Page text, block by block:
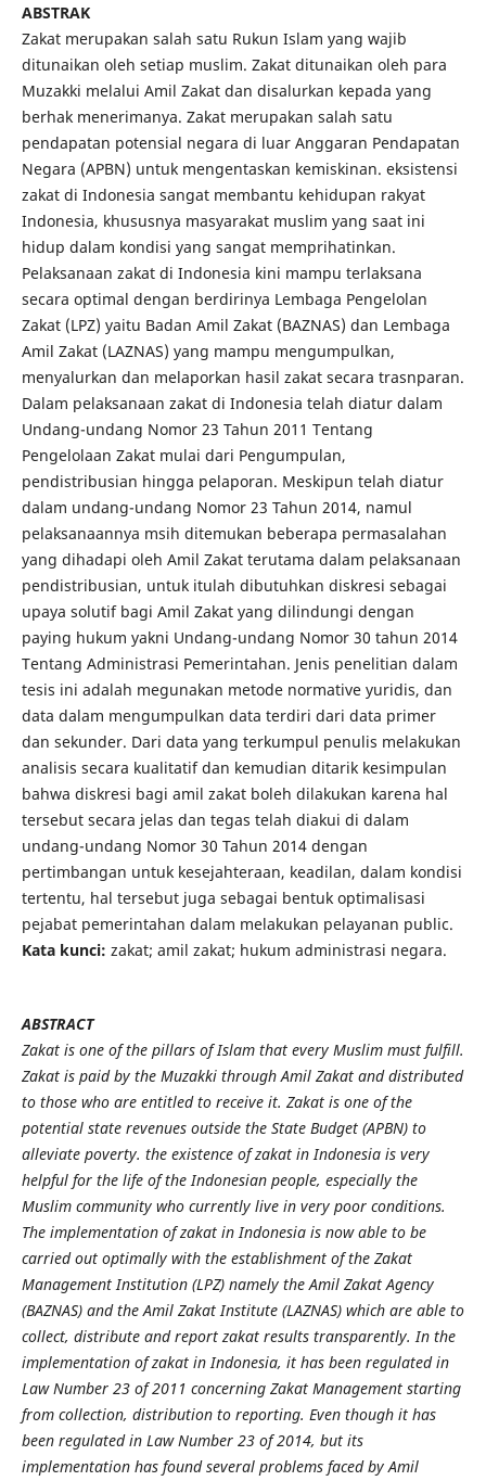
ABSTRAK
Zakat merupakan salah satu Rukun Islam yang wajib
ditunaikan oleh setiap muslim. Zakat ditunaikan oleh para
Muzakki melalui Amil Zakat dan disalurkan kepada yang
berhak menerimanya. Zakat merupakan salah satu
pendapatan potensial negara di luar Anggaran Pendapatan
Negara (APBN) untuk mengentaskan kemiskinan. eksistensi
zakat di Indonesia sangat membantu kehidupan rakyat
Indonesia, khususnya masyarakat muslim yang saat ini
hidup dalam kondisi yang sangat memprihatinkan.
Pelaksanaan zakat di Indonesia kini mampu terlaksana
secara optimal dengan berdirinya Lembaga Pengelolan
Zakat (LPZ) yaitu Badan Amil Zakat (BAZNAS) dan Lembaga
Amil Zakat (LAZNAS) yang mampu mengumpulkan,
menyalurkan dan melaporkan hasil zakat secara trasnparan.
Dalam pelaksanaan zakat di Indonesia telah diatur dalam
Undang-undang Nomor 23 Tahun 2011 Tentang
Pengelolaan Zakat mulai dari Pengumpulan,
pendistribusian hingga pelaporan. Meskipun telah diatur
dalam undang-undang Nomor 23 Tahun 2014, namul
pelaksanaannya msih ditemukan beberapa permasalahan
yang dihadapi oleh Amil Zakat terutama dalam pelaksanaan
pendistribusian, untuk itulah dibutuhkan diskresi sebagai
upaya solutif bagi Amil Zakat yang dilindungi dengan
paying hukum yakni Undang-undang Nomor 30 tahun 2014
Tentang Administrasi Pemerintahan. Jenis penelitian dalam
tesis ini adalah megunakan metode normative yuridis, dan
data dalam mengumpulkan data terdiri dari data primer
dan sekunder. Dari data yang terkumpul penulis melakukan
analisis secara kualitatif dan kemudian ditarik kesimpulan
bahwa diskresi bagi amil zakat boleh dilakukan karena hal
tersebut secara jelas dan tegas telah diakui di dalam
undang-undang Nomor 30 Tahun 2014 dengan
pertimbangan untuk kesejahteraan, keadilan, dalam kondisi
tertentu, hal tersebut juga sebagai bentuk optimalisasi
pejabat pemerintahan dalam melakukan pelayanan public.
Kata kunci: zakat; amil zakat; hukum administrasi negara.
ABSTRACT
Zakat is one of the pillars of Islam that every Muslim must fulfill.
Zakat is paid by the Muzakki through Amil Zakat and distributed
to those who are entitled to receive it. Zakat is one of the
potential state revenues outside the State Budget (APBN) to
alleviate poverty. the existence of zakat in Indonesia is very
helpful for the life of the Indonesian people, especially the
Muslim community who currently live in very poor conditions.
The implementation of zakat in Indonesia is now able to be
carried out optimally with the establishment of the Zakat
Management Institution (LPZ) namely the Amil Zakat Agency
(BAZNAS) and the Amil Zakat Institute (LAZNAS) which are able to
collect, distribute and report zakat results transparently. In the
implementation of zakat in Indonesia, it has been regulated in
Law Number 23 of 2011 concerning Zakat Management starting
from collection, distribution to reporting. Even though it has
been regulated in Law Number 23 of 2014, but its
implementation has found several problems faced by Amil